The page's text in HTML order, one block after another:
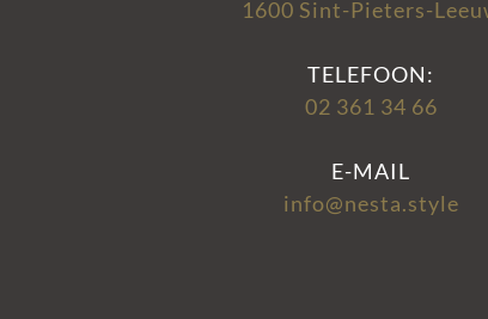
1600 Sint-Pieters-
TELEFOON:
02 361 34 66
E-MAIL
info@nesta.style